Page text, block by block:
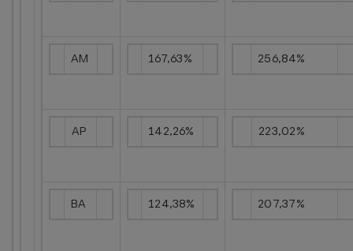
AM 167,63% 256,84%
AP 142,26% 223,02%
BA 124,38% 207,37%